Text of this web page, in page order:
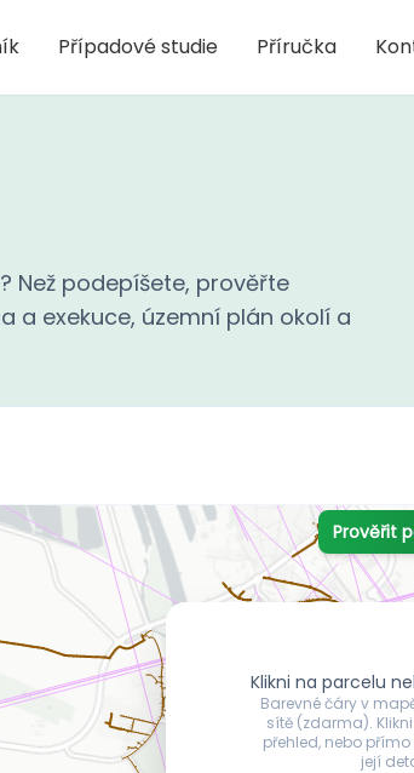
Případové studie Příručka
Než podepíšete, prověřte
a exekuce, územní plán okolí a